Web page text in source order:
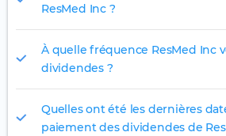
ResMed Inc ?
À quelle fréquence ResMed Inc
dividendes ?
Quelles ont été les dernières
paiement des dividendes de